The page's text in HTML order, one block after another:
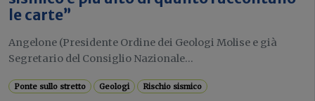
le carte”
Angelone (Presidente Ordine dei Geologi Molise e già
Segretario del Consiglio Nazionale...
Ponte sullo stretto Geologi Rischio sismico